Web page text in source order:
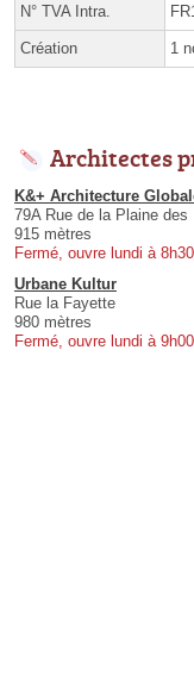
N° TVA Intra.
Création 1
Architectes
K&+ Architecture
79A Rue de la Plaine des
915 mètres
Fermé, ouvre lundi à 8h30
Urbane Kultur
Rue la Fayette
980 mètres
Fermé, ouvre lundi à 9h00